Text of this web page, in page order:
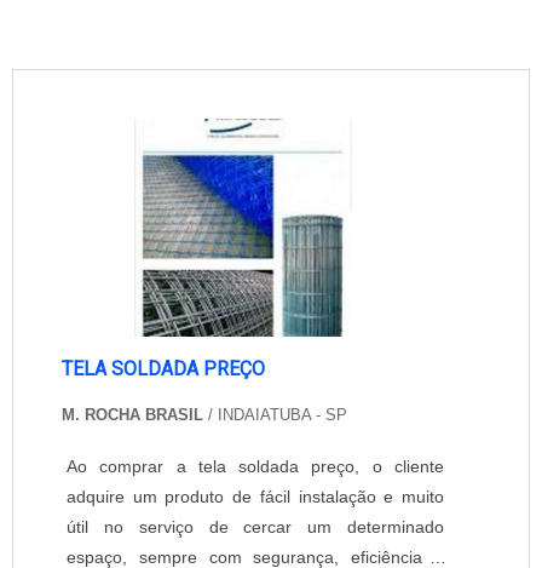
TELA SOLDADA PREÇO
M. ROCHA BRASIL / INDAIATUBA - SP
Ao comprar a tela soldada preço, o cliente
adquire um produto de fácil instalação e muito
útil no serviço de cercar um determinado
espaço, sempre com segurança, eficiência e